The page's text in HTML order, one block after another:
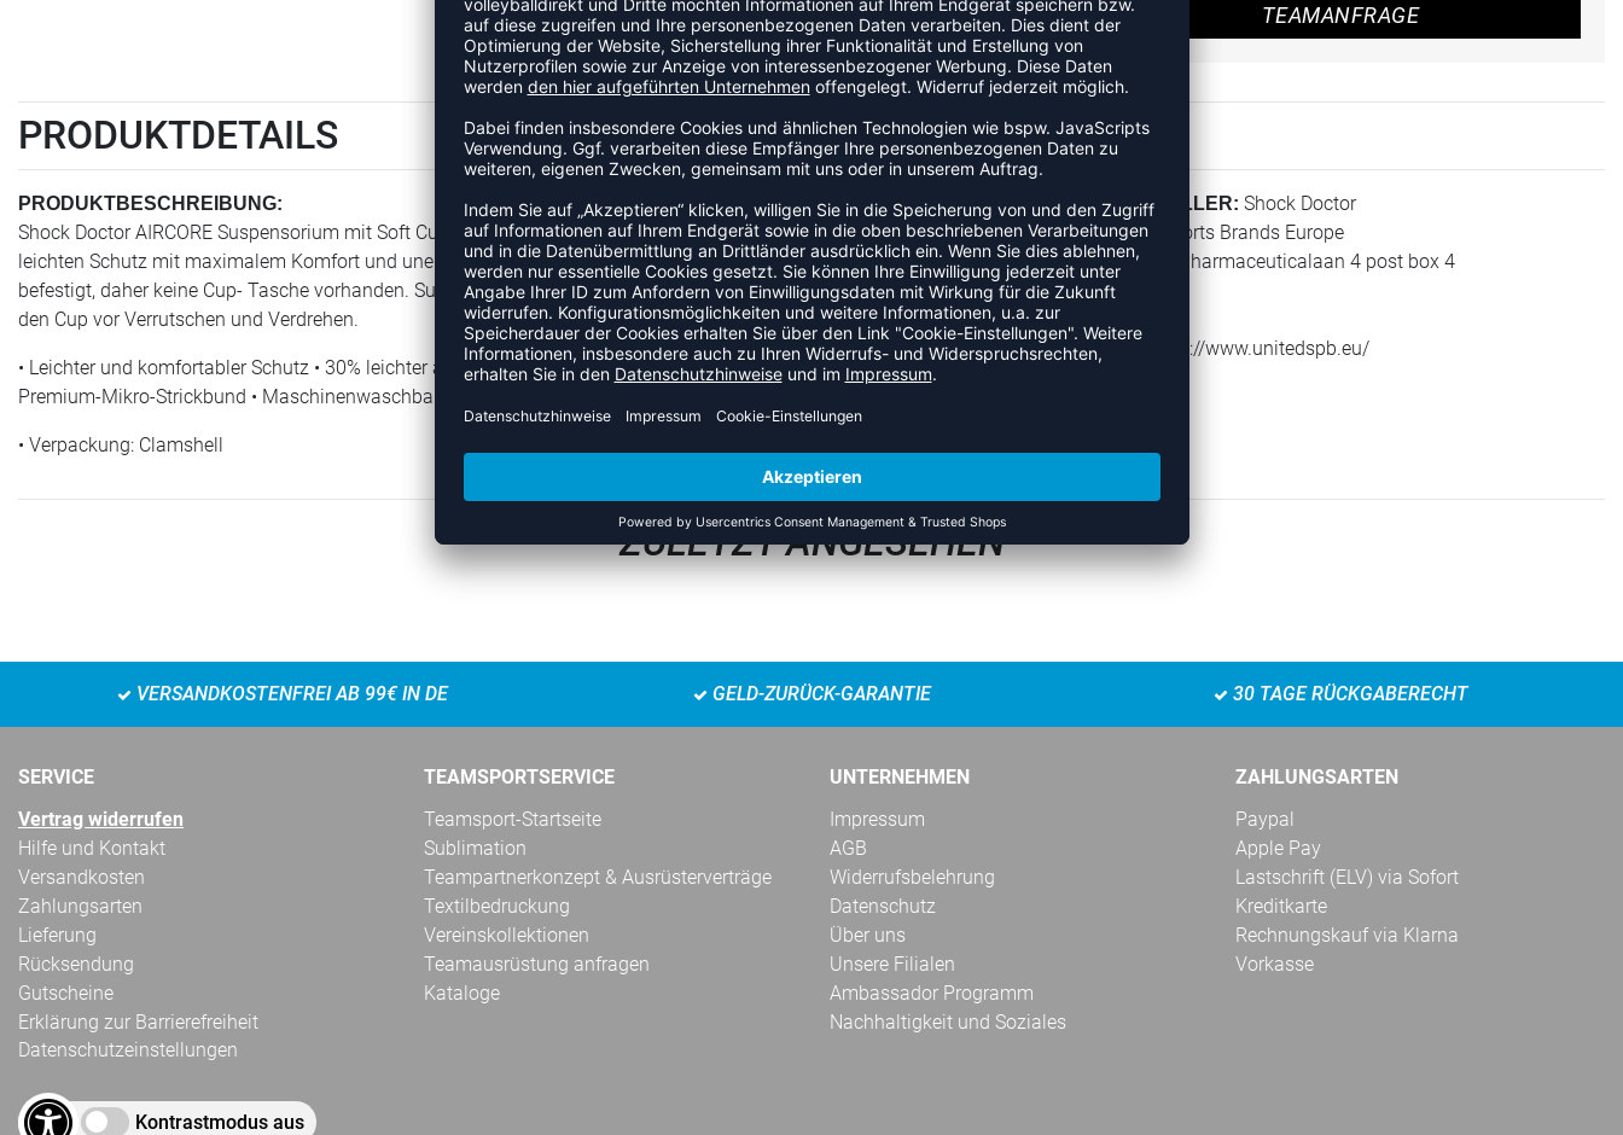
TEAMANFRAGE
PRODUKTDETAILS
PRODUKTBESCHREIBUNG:
Shock Doctor AIRCORE Suspensorium mit Soft Cup 234 | Soft Cup Supporter Flexfit integriertes Suspensorium bietet
leichten Schutz mit maximalem Komfort und uneingeschränkter Bewegungsfreiheit. Cup am Bund für einfache Bedienung
befestigt, daher keine Cup- Tasche vorhanden. Suspensorium für maximalen Komfort und hervorragender Passform sichert
den Cup vor Verrutschen und Verdrehen.
• Leichter und komfortabler Schutz • 30% leichter als herkömmliche Cups • Scheuerfreie, nicht schürfende Flachnähte und
Premium-Mikro-Strickbund • Maschinenwaschbar • Größe: Herren S-XXL;
• Verpackung: Clamshell
HERSTELLER: Shock Doctor
United Sports Brands Europe
Janssen-Pharmaceuticalaan 4 post box 4
2440 Geel
Web: https://www.unitedspb.eu/
ZULETZT ANGESEHEN
VERSANDKOSTENFREI AB 99€ IN DE GELD-ZURÜCK-GARANTIE 30 TAGE RÜCKGABERECHT
SERVICE
Vertrag widerrufen
Hilfe und Kontakt
Versandkosten
Zahlungsarten
Lieferung
Rücksendung
Gutscheine
Erklärung zur Barrierefreiheit
Datenschutzeinstellungen
Kontrastmodus aus
TEAMSPORTSERVICE
Teamsport-Startseite
Sublimation
Teampartnerkonzept & Ausrüsterverträge
Textilbedruckung
Vereinskollektionen
Teamausrüstung anfragen
Kataloge
UNTERNEHMEN
Impressum
AGB
Widerrufsbelehrung
Datenschutz
Über uns
Unsere Filialen
Ambassador Programm
Nachhaltigkeit und Soziales
ZAHLUNGSARTEN
Paypal
Apple Pay
Lastschrift (ELV) via Sofort
Kreditkarte
Rechnungskauf via Klarna
Vorkasse